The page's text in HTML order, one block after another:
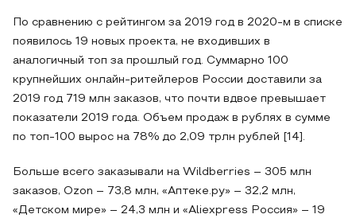
По сравнению с рейтингом за 2019 год в 2020-м в списке
появилось 19 новых проекта, не входивших в
аналогичный топ за прошлый год. Суммарно 100
крупнейших онлайн-ритейлеров России доставили за
2019 год 719 млн заказов, что почти вдвое превышает
показатели 2019 года. Объем продаж в рублях в сумме
по топ-100 вырос на 78% до 2,09 трлн рублей [14].
Больше всего заказывали на Wildberries – 305 млн
заказов, Ozon – 73,8 млн, «Аптеке.ру» – 32,2 млн,
«Детском мире» – 24,3 млн и «Aliexpress Россия» – 19